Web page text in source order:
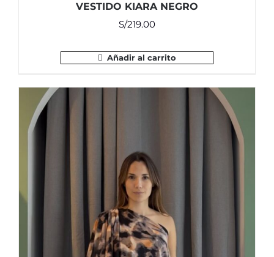
VESTIDO KIARA NEGRO
S/219.00
Añadir al carrito